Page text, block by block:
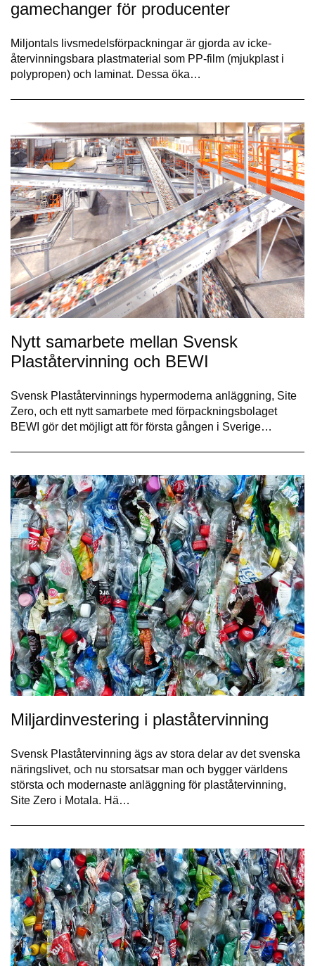
gamechanger för producenter
Miljontals livsmedelsförpackningar är gjorda av icke-
återvinningsbara plastmaterial som PP-film (mjukplast i
polypropen) och laminat. Dessa öka…
Nytt samarbete mellan Svensk
Plaståtervinning och BEWI
Svensk Plaståtervinnings hypermoderna anläggning, Site
Zero, och ett nytt samarbete med förpackningsbolaget
BEWI gör det möjligt att för första gången i Sverige…
Miljardinvestering i plaståtervinning
Svensk Plaståtervinning ägs av stora delar av det svenska
näringslivet, och nu storsatsar man och bygger världens
största och modernaste anläggning för plaståtervinning,
Site Zero i Motala. Hä…